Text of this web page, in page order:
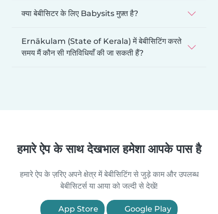
क्या बेबीसिटर के लिए Babysits मुफ़्त है?
Ernākulam (State of Kerala) में बेबीसिटिंग करते
समय मैं कौन सी गतिविधियाँ की जा सकती हैं?
हमारे ऐप के साथ देखभाल हमेशा आपके पास है
हमारे ऐप के ज़रिए अपने क्षेत्र में बेबीसिटिंग से जुड़े काम और उपलब्ध
बेबीसिटर्स या आया को जल्दी से देखें!
App Store Google Play